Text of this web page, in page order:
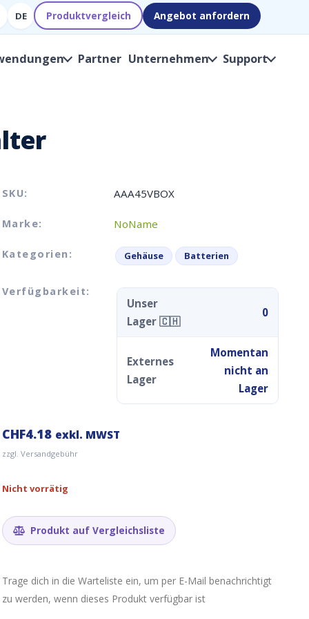
DE Produktvergleich Angebot anfordern
Partner Unternehmen Support
SKU: AAA45VBOX
Marke: NoName
Kategorien: Gehäuse Batterien
Verfügbarkeit:
Unser
Lager 🇨🇭
0
Externes
Lager
Momentan
nicht an
Lager
CHF4.18 exkl. MWST
zzgl. Versandgebühr
Nicht vorrätig
Produkt auf Vergleichsliste
Trage dich in die Warteliste ein, um per E-Mail benachrichtigt
zu werden, wenn dieses Produkt verfügbar ist